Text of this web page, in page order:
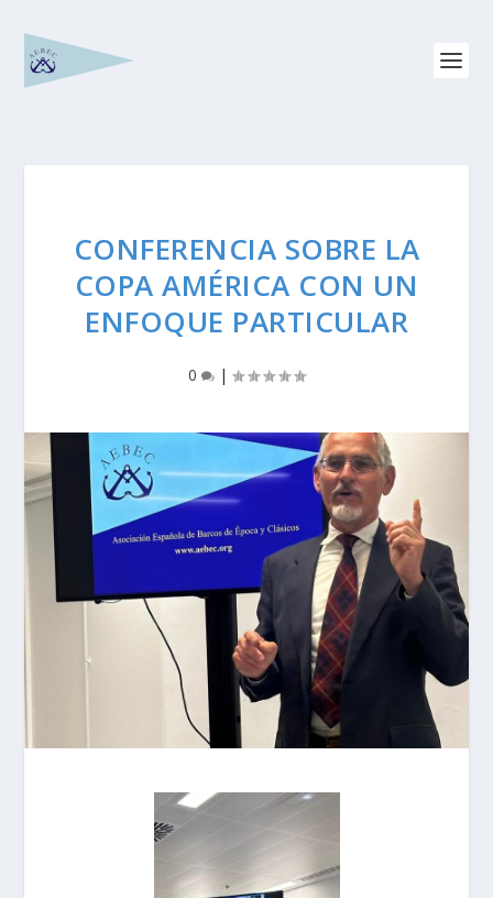
CONFERENCIA SOBRE LA
COPA AMÉRICA CON UN
ENFOQUE PARTICULAR
0 |